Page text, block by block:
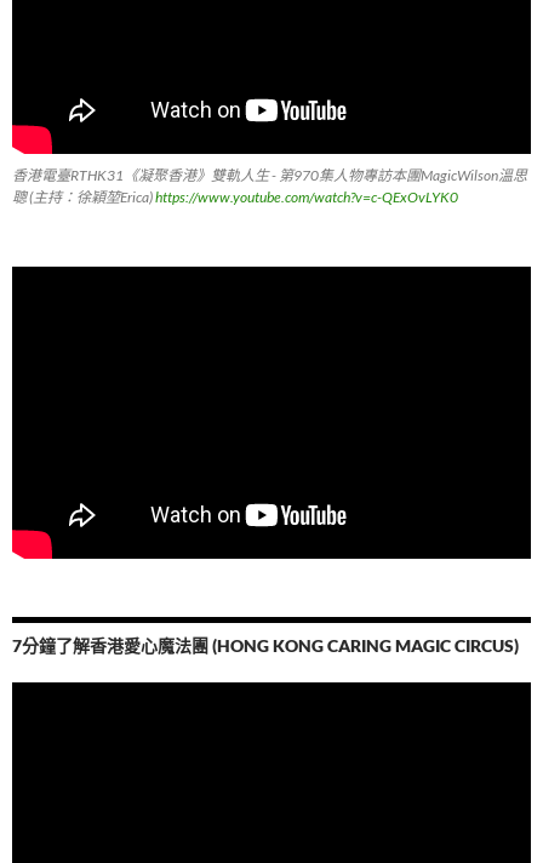
香港電臺RTHK31《凝聚香港》雙軌人生 - 第970集人物專訪本團MagicWilson溫思
聰 (主持：徐穎堃Erica)https://www.youtube.com/watch?v=c-QExOvLYK0
7分鐘了解香港愛心魔法團 (HONG KONG CARING MAGIC CIRCUS)